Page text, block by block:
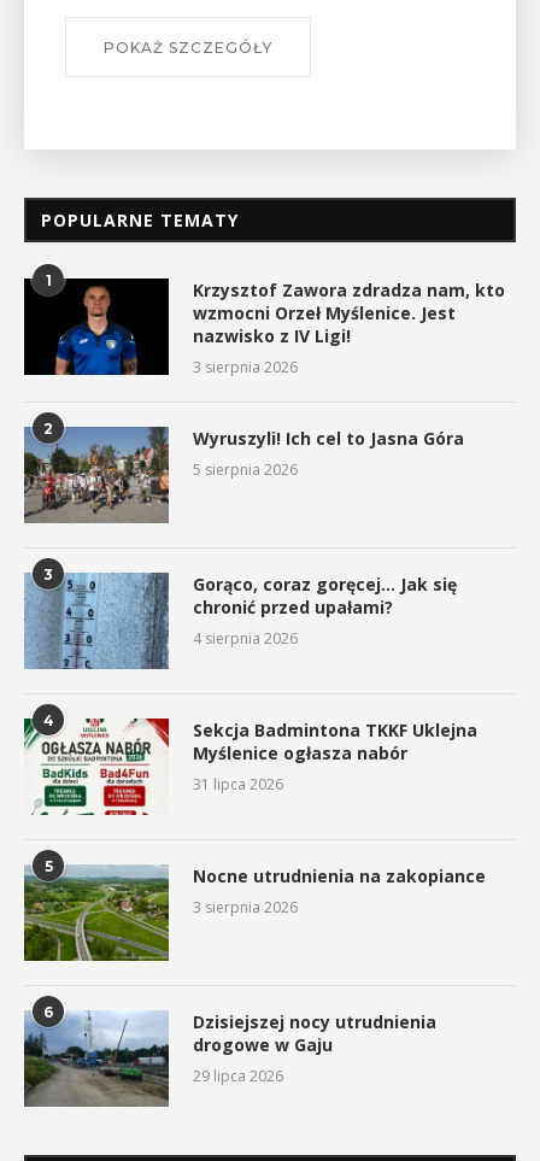
POKAŻ SZCZEGÓŁY
POPULARNE TEMATY
1
Krzysztof Zawora zdradza nam, kto
wzmocni Orzeł Myślenice. Jest
nazwisko z IV Ligi!
3 sierpnia 2026
2 Wyruszyli! Ich cel to Jasna Góra
5 sierpnia 2026
3
Gorąco, coraz goręcej… Jak się
chronić przed upałami?
4 sierpnia 2026
4
Sekcja Badmintona TKKF Uklejna
Myślenice ogłasza nabór
31 lipca 2026
5 Nocne utrudnienia na zakopiance
3 sierpnia 2026
6
Dzisiejszej nocy utrudnienia
drogowe w Gaju
29 lipca 2026